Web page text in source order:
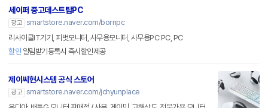
세이퍼 중고데스트탑PC
광고 smartstore.naver.com/bornpc
리사이클IT기기, 피벗모니터, 사무용모니터, 사무용PC PC, PC
할인 알림받기등록시 즉시할인제공
제이씨현시스템 공식 스토어
광고 smartstore.naver.com/jchyunplace